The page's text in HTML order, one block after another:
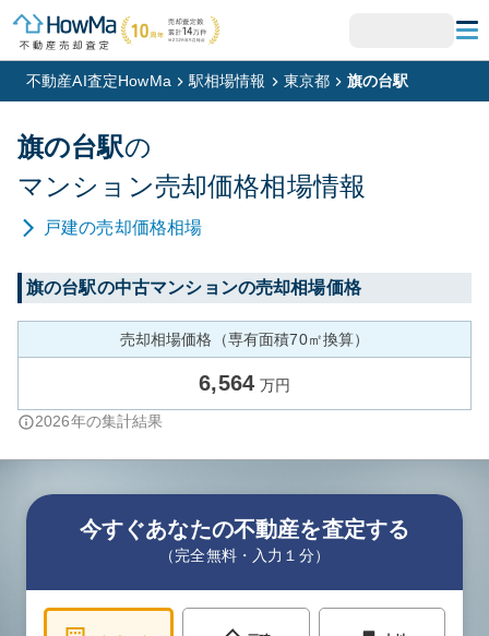
不動産AI査定HowMa 駅相場情報 東京都 旗の台駅
旗の台駅の
マンション売却価格相場情報
戸建の売却価格相場
旗の台駅の中古マンションの売却相場価格
売却相場価格（専有面積70㎡換算）
6,564 万円
2026年の集計結果
今すぐあなたの不動産を査定する
（完全無料・入力１分）